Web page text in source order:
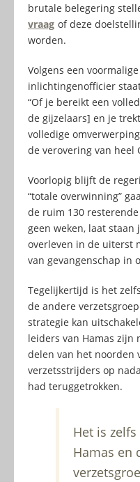
brutale belegering
vraag of deze
worden.
Volgens een
inlichtingenofficier
“Of je bereikt een
de gijzelaars] en je
volledige
de verovering van heel
Voorlopig blijft de
“totale overwinning”
de ruim 130
geen weken, laat staan
overleven in de uiterst
van gevangenschap in
Tegelijkertijd is het
de andere
strategie kan
leiders van Hamas zijn
delen van het noorden
verzetsstrijders op
had teruggetrokken.
Het is
Hamas en